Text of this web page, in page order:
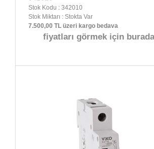
Stok Kodu : 342010
Stok Miktarı : Stokta Var
7.500,00 TL üzeri kargo bedava
fiyatları görmek için